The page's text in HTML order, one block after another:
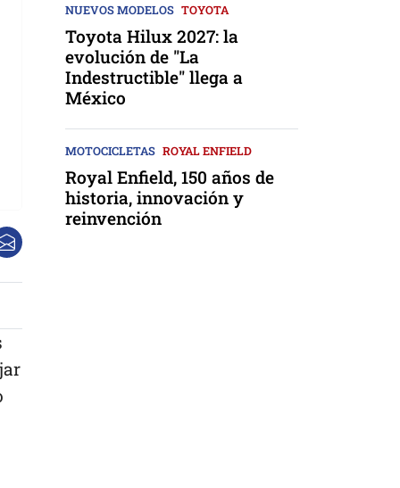
NUEVOS MODELOS TOYOTA
Toyota Hilux 2027: la
evolución de "La
Indestructible" llega a
México
MOTOCICLETAS ROYAL ENFIELD
Royal Enfield, 150 años de
historia, innovación y
reinvención